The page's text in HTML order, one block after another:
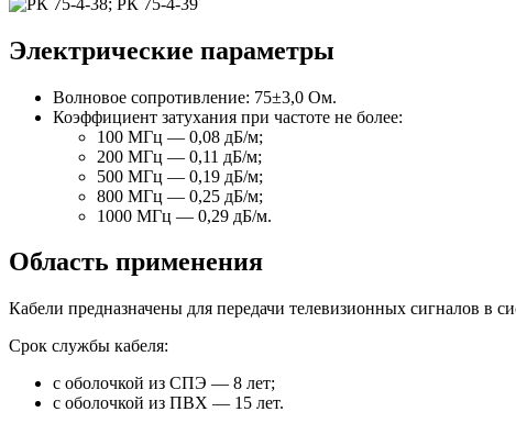
Электрические параметры
Волновое сопротивление: 75±3,0 Ом.
Коэффициент затухания при частоте не более:
100 МГц — 0,08 дБ/м;
200 МГц — 0,11 дБ/м;
500 МГц — 0,19 дБ/м;
800 МГц — 0,25 дБ/м;
1000 МГц — 0,29 дБ/м.
Область применения
Кабели предназначены для передачи телевизионных сигналов в
Срок службы кабеля:
с оболочкой из СПЭ — 8 лет;
с оболочкой из ПВХ — 15 лет.